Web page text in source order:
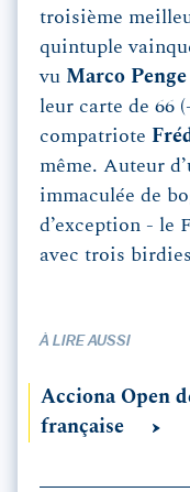
troisième
quintuple
vu Marco Penge
leur carte de 66
compatriote
même. Auteur
immaculée de
d’exception - le
avec trois
À LIRE AUSSI
Acciona Open
française